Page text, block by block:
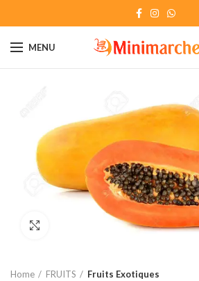
MENU
Home FRUITS Fruits Exotiques